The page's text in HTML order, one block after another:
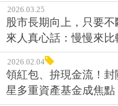
2026.03.25
股市長期向上，只要
來人真心話：慢慢來比
2026.02.04
領紅包、拚現金流！
星多重資產基金成焦點